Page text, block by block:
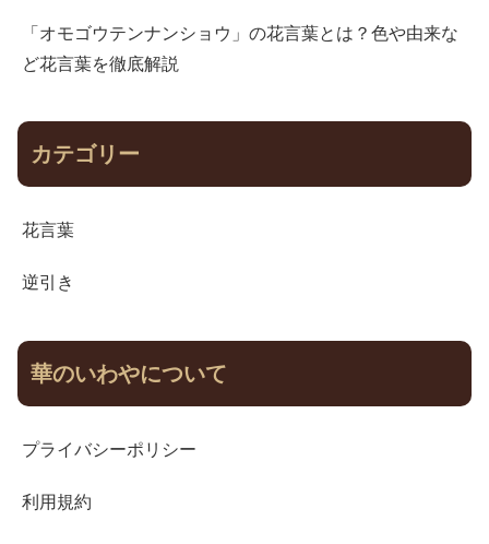
「オモゴウテンナンショウ」の花言葉とは？色や由来な
ど花言葉を徹底解説
カテゴリー
花言葉
逆引き
華のいわやについて
プライバシーポリシー
利用規約